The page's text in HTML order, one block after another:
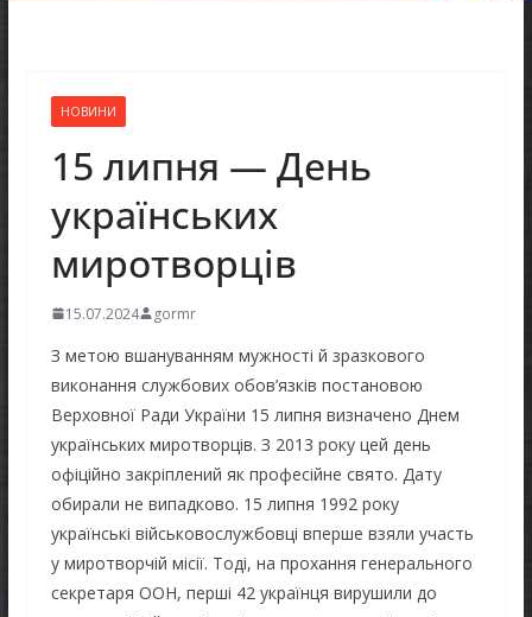
НОВИНИ
15 липня — День
українських
миротворців
15.07.2024 gormr
З метою вшануванням мужності й зразкового
виконання службових обов’язків постановою
Верховної Ради України 15 липня визначено Днем
українських миротворців. З 2013 року цей день
офіційно закріплений як професійне свято. Дату
обирали не випадково. 15 липня 1992 року
українські військовослужбовці вперше взяли участь
у миротворчій місії. Тоді, на прохання генерального
секретаря ООН, перші 42 українця вирушили до